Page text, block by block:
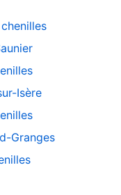
Isère
Granges